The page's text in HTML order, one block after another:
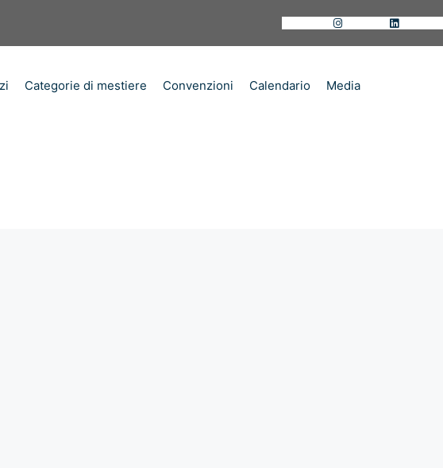
Categorie di mestiere Convenzioni Calendario Media